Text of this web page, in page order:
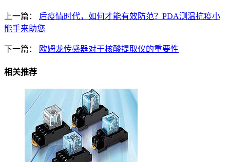
上一篇：
后疫情时代，如何才能有效防范？PDA测温抗疫小
能手来助您
下一篇： 欧姆龙传感器对于核酸提取仪的重要性
相关推荐